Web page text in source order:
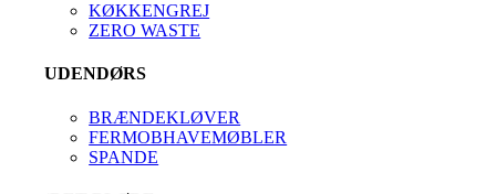
KØKKENGREJ
ZERO WASTE
UDENDØRS
BRÆNDEKLØVER
FERMOBHAVEMØBLER
SPANDE